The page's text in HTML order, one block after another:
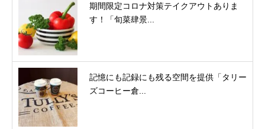
期間限定コロナ対策テイクアウトありま
す！「旬菜肆景...
記憶にも記録にも残る空間を提供「タリー
ズコーヒー倉...